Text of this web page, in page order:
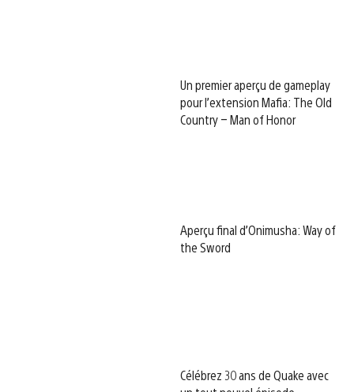
Un premier aperçu de gameplay
pour l’extension Mafia: The Old
Country – Man of Honor
Aperçu final d’Onimusha: Way of
the Sword
Célébrez 30 ans de Quake avec